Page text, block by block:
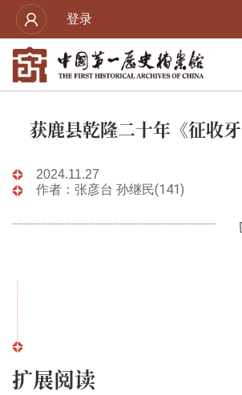
登录
获鹿县乾隆二十年《征收牙
2024.11.27
作者：张彦台 孙继民(141)
扩展阅读